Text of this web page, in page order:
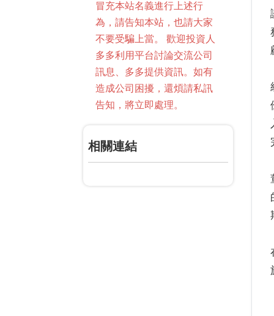
冒充本站名義進行上述行
為，請告知本站，也請大家
不要受騙上當。 歡迎投資人
多多利用平台討論交流公司
訊息、多多提供資訊。如有
造成公司困擾，還煩請私訊
告知，將立即處理。
相關連結